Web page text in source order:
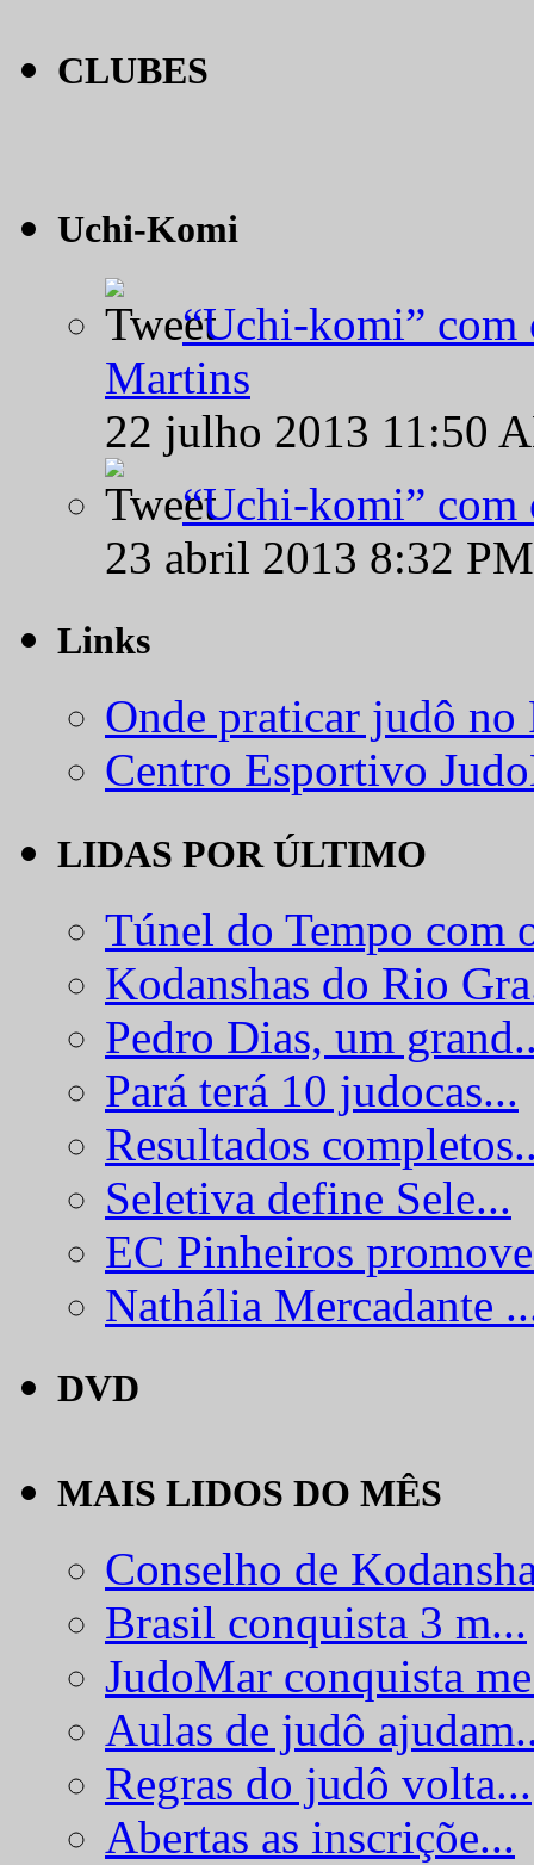
CLUBES
Uchi-Komi
“Uchi-komi” com
Martins
22 julho 2013 11:50
“Uchi-komi” com
23 abril 2013 8:32
Links
Onde praticar judô
Centro Esportivo
LIDAS POR ÚLTIMO
Túnel do Tempo com
Kodanshas do Rio
Pedro Dias, um
Pará terá 10 judocas...
Resultados
Seletiva define Sele...
EC Pinheiros
Nathália Mercadante
DVD
MAIS LIDOS DO MÊS
Conselho de
Brasil conquista 3 m...
JudoMar conquista
Aulas de judô
Regras do judô volta...
Abertas as inscriçõe...